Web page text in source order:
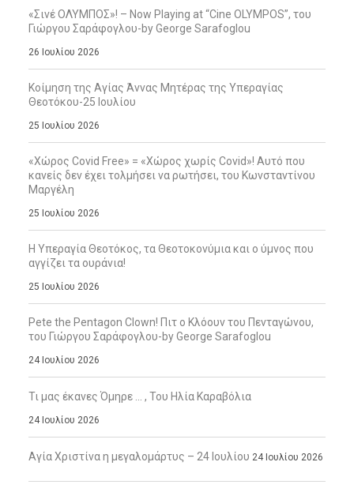
«Σινέ ΟΛΥΜΠΟΣ»! – Now Playing at “Cine OLYMPOS”, του
Γιώργου Σαράφογλου-by George Sarafoglou
26 Ιουλίου 2026
Κοίμηση της Αγίας Άννας Μητέρας της Υπεραγίας
Θεοτόκου-25 Ιουλίου
25 Ιουλίου 2026
«Χώρος Covid Free» = «Χώρος χωρίς Covid»! Αυτό που
κανείς δεν έχει τολμήσει να ρωτήσει, του Κωνσταντίνου
Μαργέλη
25 Ιουλίου 2026
Η Υπεραγία Θεοτόκος, τα Θεοτοκονύμια και ο ύμνος που
αγγίζει τα ουράνια!
25 Ιουλίου 2026
Pete the Pentagon Clown! Πιτ ο Κλόουν του Πενταγώνου,
του Γιώργου Σαράφογλου-by George Sarafoglou
24 Ιουλίου 2026
Τι μας έκανες Όμηρε … , Του Ηλία Καραβόλια
24 Ιουλίου 2026
Αγία Χριστίνα η μεγαλομάρτυς – 24 Ιουλίου 24 Ιουλίου 2026